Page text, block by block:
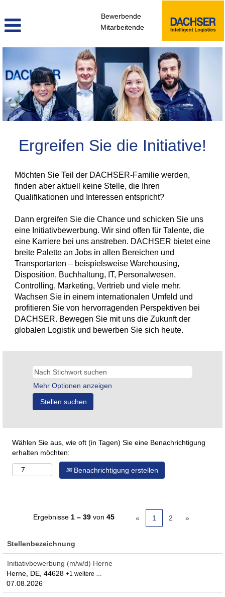
Bewerbende
Mitarbeitende
Initiativbewerbung
Ergreifen Sie die Initiative!
Möchten Sie Teil der DACHSER-Familie werden,
finden aber aktuell keine Stelle, die Ihren
Qualifikationen und Interessen entspricht?
Dann ergreifen Sie die Chance und schicken Sie uns
eine Initiativbewerbung. Wir sind offen für Talente, die
eine Karriere bei uns anstreben. DACHSER bietet eine
breite Palette an Jobs in allen Bereichen und
Transportarten – beispielsweise Warehousing,
Disposition, Buchhaltung, IT, Personalwesen,
Controlling, Marketing, Vertrieb und viele mehr.
Wachsen Sie in einem internationalen Umfeld und
profitieren Sie von hervorragenden Perspektiven bei
DACHSER. Bewegen Sie mit uns die Zukunft der
globalen Logistik und bewerben Sie sich heute.
Mehr Optionen anzeigen
Wählen Sie aus, wie oft (in Tagen) Sie eine Benachrichtigung
erhalten möchten:
Benachrichtigung erstellen
Ergebnisse 1 – 39 von 45 « 1 2 »
Stellenbezeichnung
Initiativbewerbung (m/w/d) Herne
Herne, DE, 44628 +1 weitere …
07.08.2026